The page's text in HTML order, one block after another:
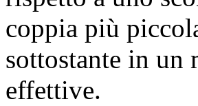
coppia più
sottostante in un
effettive.